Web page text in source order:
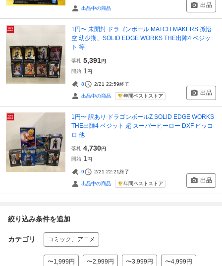
出品中の商品 出品
1円〜 未開封 ドラゴンボール MATCH MAKERS 孫悟
空 幼少期、SOLID EDGE WORKS THE出陣4 ベジッ
ト 等
落札 5,391円
開始 1 円
8 2/21 22:59終了
出品中の商品 年間ベストストア 出品
1円〜 訳あり ドラゴンボールZ SOLID EDGE WORKS
THE出陣4 ベジット 超 スーパーヒーロー DXF ピッコ
ロ 他
落札 4,730円
開始 1 円
9 2/21 22:21終了
出品中の商品 年間ベストストア 出品
絞り込み条件を追加
カテゴリ コミック、アニメ
〜1,999円 〜2,999円 〜3,999円 〜4,999円